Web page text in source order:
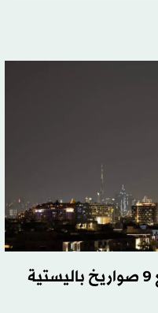
الدفاعات الإماراتية تتعامل مع 9 صواريخ باليستية